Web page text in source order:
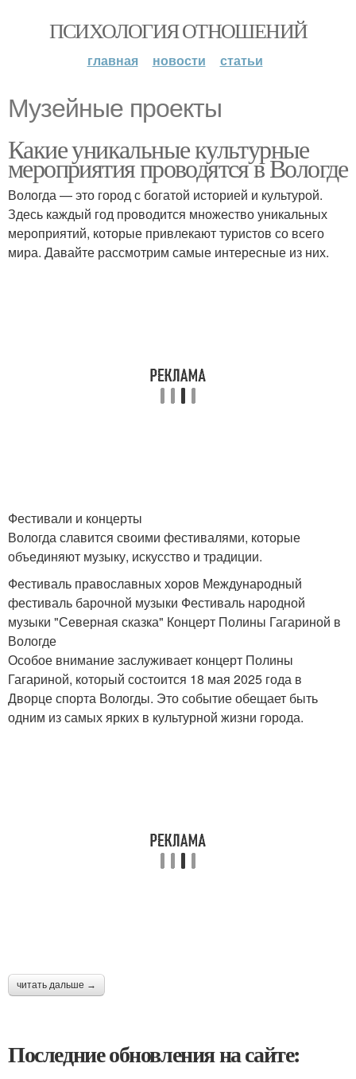
ПСИХОЛОГИЯ ОТНОШЕНИЙ
главная новости статьи
Музейные проекты
Какие уникальные культурные
мероприятия проводятся в Вологде
Вологда — это город с богатой историей и культурой.
Здесь каждый год проводится множество уникальных
мероприятий, которые привлекают туристов со всего
мира. Давайте рассмотрим самые интересные из них.
Фестивали и концерты
Вологда славится своими фестивалями, которые
объединяют музыку, искусство и традиции.
Фестиваль православных хоров Международный
фестиваль барочной музыки Фестиваль народной
музыки "Северная сказка" Концерт Полины Гагариной в
Вологде
Особое внимание заслуживает концерт Полины
Гагариной, который состоится 18 мая 2025 года в
Дворце спорта Вологды. Это событие обещает быть
одним из самых ярких в культурной жизни города.
читать дальше →
Последние обновления на сайте: